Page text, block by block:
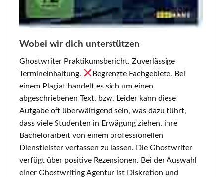
Wobei wir dich unterstützen
Ghostwriter Praktikumsbericht. Zuverlässige
Termineinhaltung.
Begrenzte Fachgebiete. Bei
einem Plagiat handelt es sich um einen
abgeschriebenen Text, bzw. Leider kann diese
Aufgabe oft überwältigend sein, was dazu führt,
dass viele Studenten in Erwägung ziehen, ihre
Bachelorarbeit von einem professionellen
Dienstleister verfassen zu lassen. Die Ghostwriter
verfügt über positive Rezensionen. Bei der Auswahl
einer Ghostwriting Agentur ist Diskretion und